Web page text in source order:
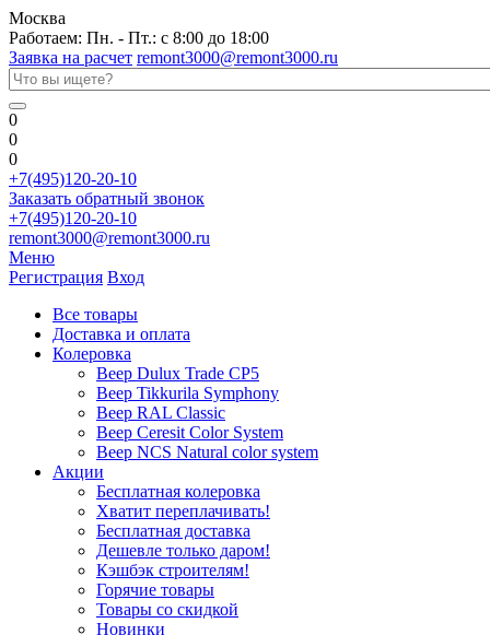
Москва
Работаем: Пн. - Пт.: с 8:00 до 18:00
Заявка на расчет remont3000@remont3000.ru
0
0
0
+7(495)120-20-10
Заказать обратный звонок
+7(495)120-20-10
remont3000@remont3000.ru
Меню
Регистрация Вход
Все товары
Доставка и оплата
Колеровка
Веер Dulux Trade CP5
Веер Tikkurila Symphony
Веер RAL Classic
Веер Ceresit Color System
Веер NCS Natural color system
Акции
Бесплатная колеровка
Хватит переплачивать!
Бесплатная доставка
Дешевле только даром!
Кэшбэк строителям!
Горячие товары
Товары со скидкой
Новинки